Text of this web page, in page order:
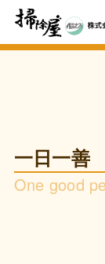
一日一善
One good